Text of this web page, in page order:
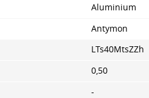
Aluminium
Antymon
LTs40MtsZZh
0,50
-